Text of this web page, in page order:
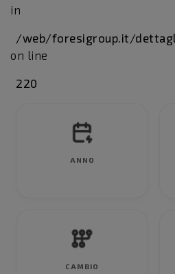
in
/web/foresigroup.it/
on line
220
ANNO
CAMBIO